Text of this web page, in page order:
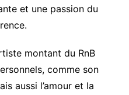
et une passion du
montant du RnB
comme son
aussi l’amour et la